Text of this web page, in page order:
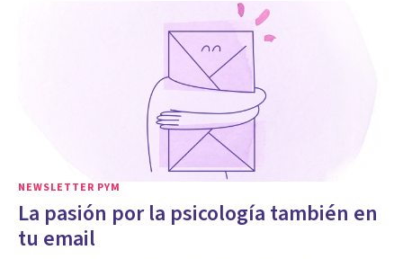
NEWSLETTER PYM
La pasión por la psicología también en
tu email